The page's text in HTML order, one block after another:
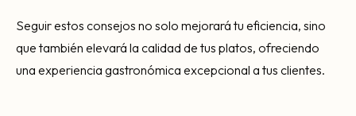
Seguir estos consejos no solo mejorará tu eficiencia, sino
que también elevará la calidad de tus platos, ofreciendo
una experiencia gastronómica excepcional a tus clientes.